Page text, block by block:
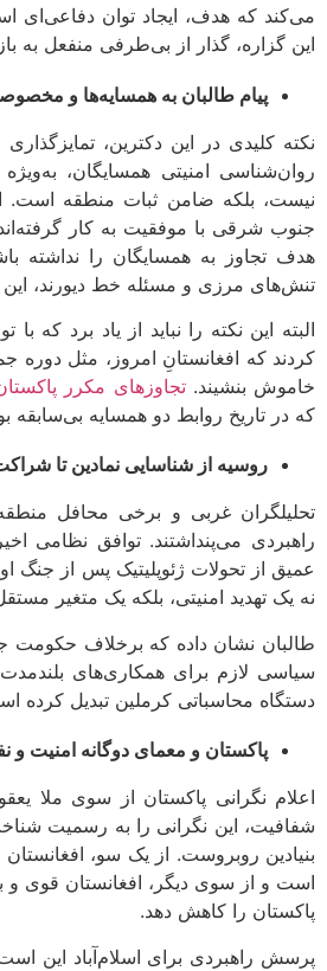
می‌کند که هدف، ایجاد توان
این گزاره، گذار از بی‌طرفی منفعل به
پیام طالبان به همسایه‌ها و
نکته کلیدی در این دکترین،
روان‌شناسی امنیتی همسایگان،
نیست، بلکه ضامن ثبات منطقه است.
جنوب شرقی با موفقیت به کار
هدف تجاوز به همسایگان را نداشته
تنش‌های مرزی و مسئله خط دیورند، این
البته این نکته را نباید از یاد برد که
کردند که افغانستانِ امروز، مثل
خاموش بنشیند.تجاوزهای مکرر
که در تاریخ روابط دو همسایه بی‌سابقه
روسیه از شناسایی نمادین تا
تحلیلگران غربی و برخی محافل
راهبردی می‌پنداشتند. توافق نظامی
عمیق از تحولات ژئوپلیتیک پس از جنگ
نه یک تهدید امنیتی، بلکه یک متغیر
طالبان نشان داده که برخلاف حکومت
سیاسی لازم برای همکاری‌های
دستگاه محاسباتی کرملین تبدیل کرده
پاکستان و معمای دوگانه امنیت و
اعلام نگرانی پاکستان از سوی ملا
شفافیت، این نگرانی را به رسمیت
بنیادین روبروست. از یک سو،
است و از سوی دیگر، افغانستان قوی و
پاکستان را کاهش دهد.
پرسش راهبردی برای اسلام‌آباد این